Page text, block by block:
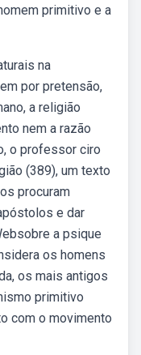
primitivo e a
na
por pretensão,
a religião
nem a razão
o professor ciro
(389), um texto
procuram
e dar
a psique
os homens
os mais antigos
primitivo
com o movimento